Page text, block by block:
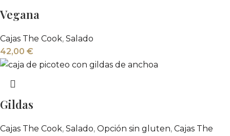
Vegana
Cajas The Cook, Salado
42,00 €
Gildas
Cajas The Cook, Salado, Opción sin gluten, Cajas The